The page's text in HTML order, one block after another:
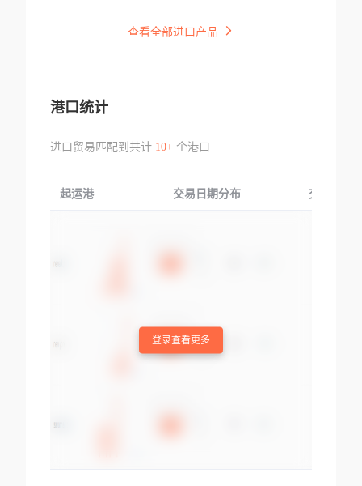
查看全部进口产品
港口统计
进口贸易匹配到共计 10+个港口
起运港 交易日期分布 交易产品
登录查看更多